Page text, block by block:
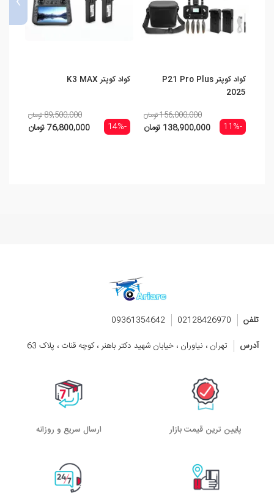
کواد کوپتر P21 Pro Plus
2025
-11%
156,000,000 تومان
138,900,000 تومان
کواد کوپتر K3 MAX
-14%
89,500,000 تومان
76,800,000 تومان
تلفن 02128426970
09361354642
آدرس
تهران ، نیاوران ، خیابان شهید دکتر باهنر ، کوچه قنات ، پلاک 63
پایین ترین قیمت بازار ارسال سریع و روزانه